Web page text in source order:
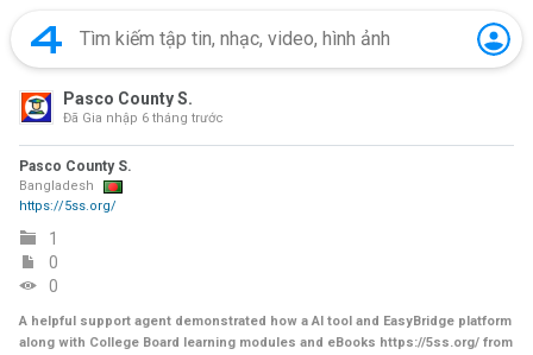
Pasco County S.
Đã Gia nhập 6 tháng trước
Pasco County S.
Bangladesh
https://5ss.org/
1
0
0
A helpful support agent demonstrated how a AI tool and EasyBridge platform
along with College Board learning modules and eBooks https://5ss.org/ from